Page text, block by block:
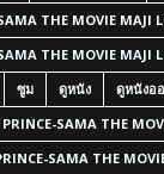
THE MOVIE MAJI
THE MOVIE MAJI
ซูม ดูหนัง
ดูหนังอ
SAMA THE
SAMA THE